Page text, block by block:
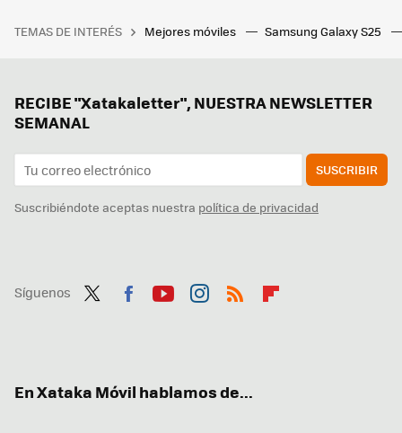
TEMAS DE INTERÉS Mejores móviles Samsung Galaxy S25
RECIBE "Xatakaletter", NUESTRA NEWSLETTER
SEMANAL
SUSCRIBIR
Suscribiéndote aceptas nuestra política de privacidad
Síguenos
En Xataka Móvil hablamos de...